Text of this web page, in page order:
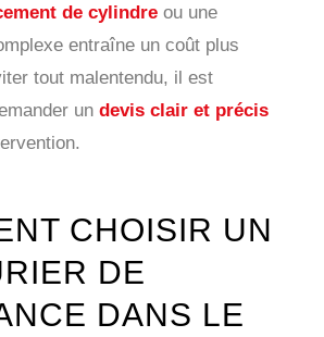
de cylindreou une
entraîne un coût plus
tout malentendu, il est
un devis clair et précis
CHOISIR UN
DE
DANS LE